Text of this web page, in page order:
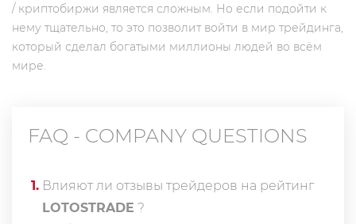
/ криптобиржи является сложным. Но если подойти к
нему тщательно, то это позволит войти в мир трейдинга,
который сделал богатыми миллионы людей во всём
мире.
FAQ - COMPANY QUESTIONS
1. Влияют ли отзывы трейдеров на рейтинг
LOTOSTRADE ?